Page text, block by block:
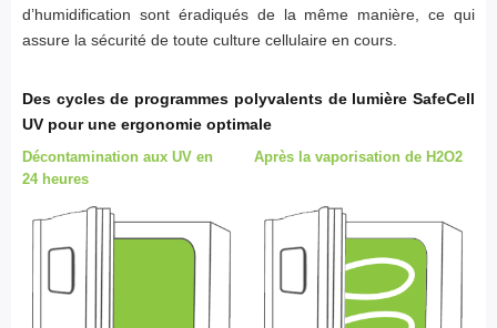
d’humidification sont éradiqués de la même manière, ce qui
assure la sécurité de toute culture cellulaire en cours.
Des cycles de programmes polyvalents de lumière SafeCell
UV pour une ergonomie optimale
Décontamination aux UV en
24 heures
Après la vaporisation de H2O2